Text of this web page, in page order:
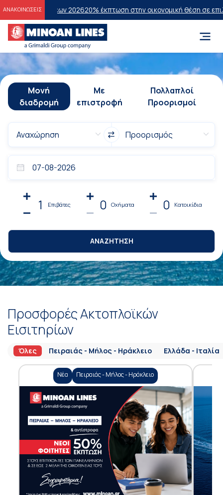
ΑΝΑΚΟΙΝΩΣΕΙΣ
202620% έκπτωση στην οικονομική θέση σε επιλεγμένα
Μονή
διαδρομή
Με
επιστροφή
Πολλαπλοί
Προορισμοί
1 Επιβάτες 0 Οχήματα 0 Κατοικίδια
ΑΝΑΖΗΤΗΣΗ
Προσφορές Ακτοπλοϊκών
Εισιτηρίων
Όλες Πειραιάς - Μήλος - Ηράκλειο Ελλάδα - Ιταλία
Νέα Πειραιάς - Μήλος - Ηράκλειο